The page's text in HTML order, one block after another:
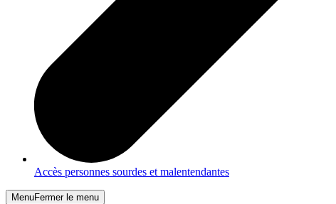
Accès personnes sourdes et malentendantes
MenuFermer le menu